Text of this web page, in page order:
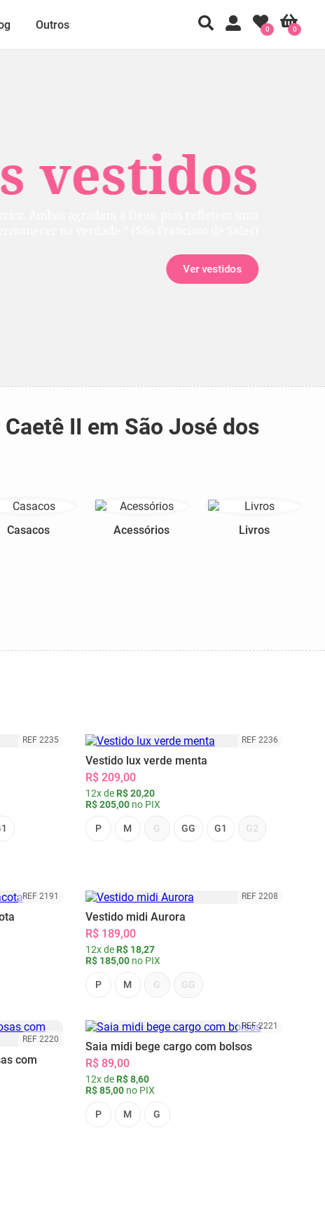
vestidos
Ver vestidos
Outros 0
0
II em São José dos
Casacos Acessórios Livros
REF 2235 REF 2236
Vestido lux verde menta
R$ 209,00
12x de R$ 20,20
R$ 205,00no PIX
P M G GG G1 G2
REF 2191 REF 2208
Vestido midi Aurora
R$ 189,00
12x de R$ 18,27
R$ 185,00no PIX
P M G GG
REF 2220
com
REF 2221
Saia midi bege cargo com bolsos
R$ 89,00
12x de R$ 8,60
R$ 85,00no PIX
P M G